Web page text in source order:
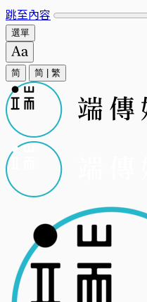
跳至內容
選單
简 简 繁